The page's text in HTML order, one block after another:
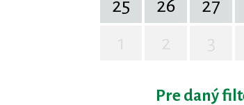
25
26 27
Pre daný